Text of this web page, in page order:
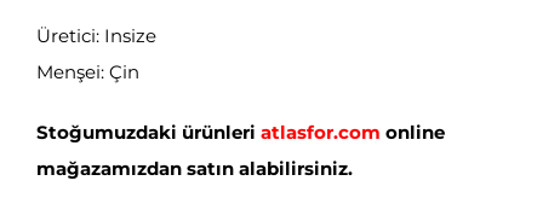
Üretici: Insize
Menşei: Çin
Stoğumuzdaki ürünleri atlasfor.com online
mağazamızdan satın alabilirsiniz.